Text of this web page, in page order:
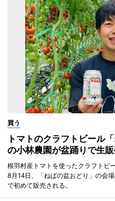
買う
トマトのクラフトビール
の小林農園が盆踊りで生
根羽村産トマトを使ったクラフトビ
8月14日、「ねばの盆おどり」の会
で初めて販売される。